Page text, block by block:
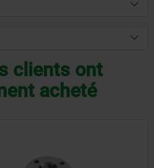
clients ont
acheté